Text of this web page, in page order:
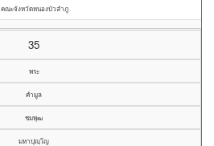
คณะจังหวัดหนองบัวลำภู
35
พระ
คำมูล
ชมพุฒ
มหาปุญฺโญ